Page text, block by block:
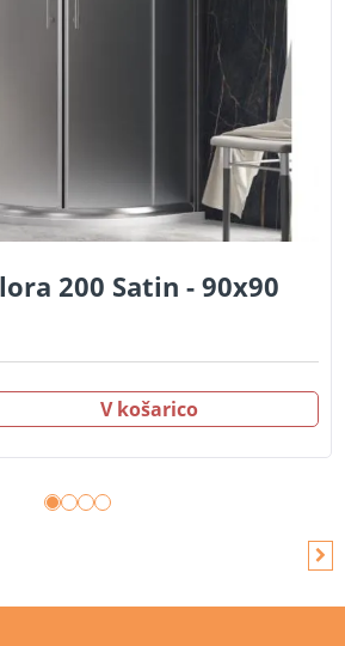
200 Satin - 90x90
V košarico